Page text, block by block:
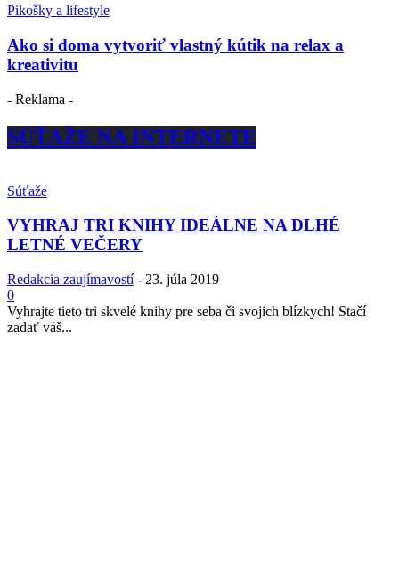
Pikošky a lifestyle
Ako si doma vytvoriť vlastný kútik na relax a
kreativitu
- Reklama -
SÚŤAŽE NA INTERNETE
Súťaže
VYHRAJ TRI KNIHY IDEÁLNE NA DLHÉ
LETNÉ VEČERY
Redakcia zaujímavostí - 23. júla 2019
0
Vyhrajte tieto tri skvelé knihy pre seba či svojich blízkych! Stačí
zadať váš...